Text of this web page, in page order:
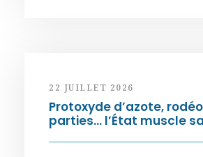
22 JUILLET 2026
Protoxyde d’azote,
parties… l’État muscle